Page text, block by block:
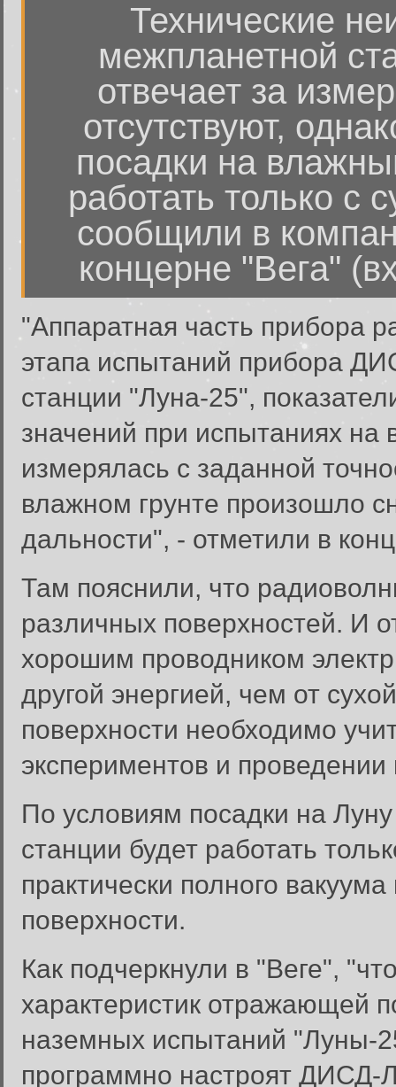
Технические
межпланетной
отвечает за
отсутствуют,
посадки на
работать только с
сообщили в
концерне "Вега"
"Аппаратная часть прибора
этапа испытаний прибора
станции "Луна-25",
значений при испытаниях на
измерялась с заданной
влажном грунте произошло
дальности", - отметили в
Там пояснили, что
различных поверхностей. И
хорошим проводником
другой энергией, чем от
поверхности необходимо
экспериментов и
По условиям посадки на
станции будет работать
практически полного
поверхности.
Как подчеркнули в "Веге",
характеристик отражающей
наземных испытаний "Луны-
программно настроят ДИСД-
Забыли пароль?
Введите свое имя